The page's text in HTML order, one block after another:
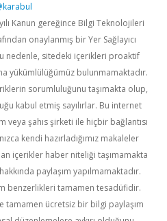
Kanun gereğince Bilgi Teknolojileri
onaylanmış bir Yer Sağlayıcı
nedenle, sitedeki içerikleri proaktif
yükümlülüğümüz bulunmamaktadır.
sorumluluğunu taşımakta olup,
kabul etmiş sayılırlar. Bu internet
şahıs şirketi ile hiçbir bağlantısı
kendi hazırladığımız makaleler
içerikler haber niteliği taşımamakta
paylaşım yapılmamaktadır.
benzerlikleri tamamen tesadüfidir.
tamamen ücretsiz bir bilgi paylaşım